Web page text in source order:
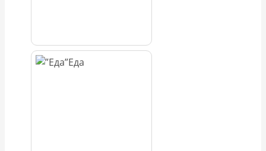
Еда